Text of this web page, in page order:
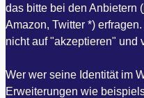
das bitte bei den Anbietern
Amazon, Twitter *)
nicht auf "akzeptieren" und
Wer wer seine Identität im
Erweiterungen wie